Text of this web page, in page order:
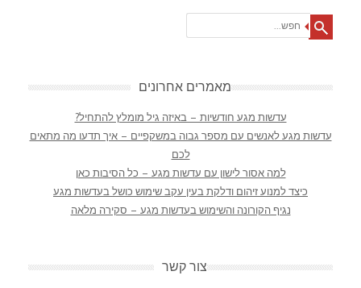
מאמרים אחרונים
עדשות מגע חודשיות – באיזה גיל מומלץ להתחיל?
עדשות מגע לאנשים עם מספר גבוה במשקפיים – איך תדעו מה מתאים
לכם
למה אסור לישון עם עדשות מגע – כל הסיבות כאן
כיצד למנוע זיהום ודלקת בעין עקב שימוש כושל בעדשות מגע
נגיף הקורונה והשימוש בעדשות מגע – סקירה מלאה
צור קשר